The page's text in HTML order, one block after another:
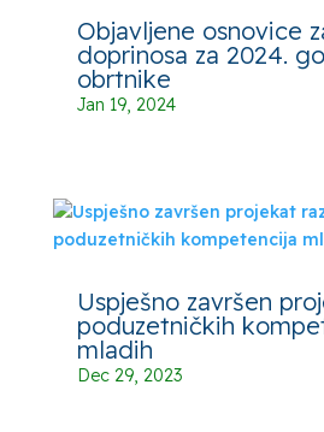
Objavljene osnovice
doprinosa za 2024.
obrtnike
Jan 19, 2024
Uspješno završen
poduzetničkih
mladih
Dec 29, 2023